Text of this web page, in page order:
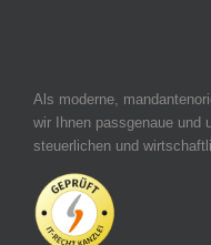
Als moderne,
wir Ihnen passgenaue und
steuerlichen und